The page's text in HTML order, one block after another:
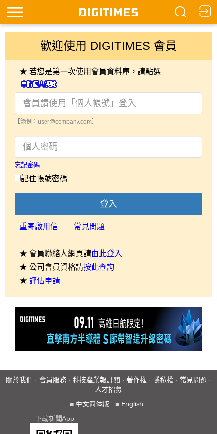
歡迎使用 DIGITIMES 會員
★ 若您是第一次使用會員資料庫，請點選
【範例：user@company.com】
忘記密碼
記住帳號密碼
登入
重寄啟用信 常見問題
★ 會員聯絡人網頁請由此登入
★ 公司會員資格請按此查詢
★ 評估申請
關於我們 · 會員服務 · 科技產業報訂閱 · 著作權 · 隱私權 · 常見問題 ·
人才招募
■ 中文简体版 ■ English
下載新聞App